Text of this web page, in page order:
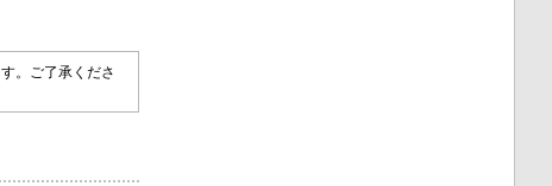
。ご了承くださ